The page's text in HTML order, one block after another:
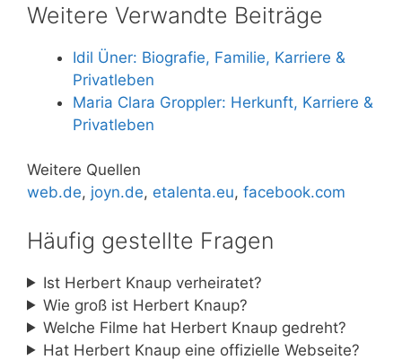
Weitere Verwandte Beiträge
Idil Üner: Biografie, Familie, Karriere &
Privatleben
Maria Clara Groppler: Herkunft, Karriere &
Privatleben
Weitere Quellen
web.de, joyn.de, etalenta.eu, facebook.com
Häufig gestellte Fragen
Ist Herbert Knaup verheiratet?
Wie groß ist Herbert Knaup?
Welche Filme hat Herbert Knaup gedreht?
Hat Herbert Knaup eine offizielle Webseite?